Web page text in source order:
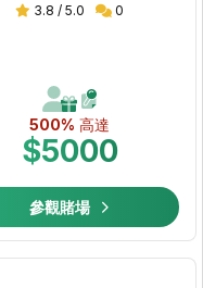
3.8 / 5.0 0
500% 高達
$5000
參觀賭場